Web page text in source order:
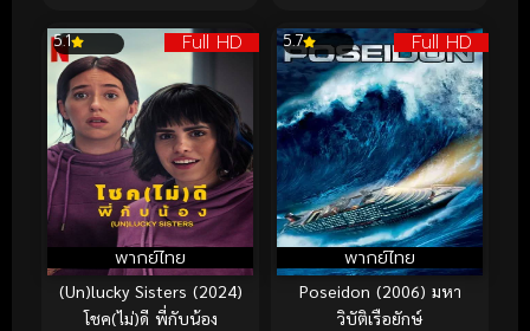
Full HD
พากย์ไทย
5.1
(Un)lucky Sisters (2024)
โชค(ไม่)ดี พี่กับน้อง
Full HD
พากย์ไทย
5.7
Poseidon (2006) มหา
วิบัติเรือยักษ์